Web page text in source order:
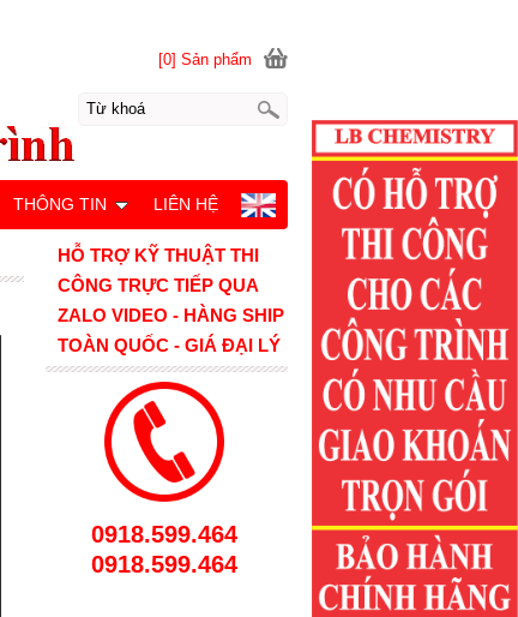
HỖ TRỢ KỸ THUẬT THI
CÔNG TRỰC TIẾP QUA
ZALO VIDEO - HÀNG SHIP
TOÀN QUỐC - GIÁ ĐẠI LÝ
0918.599.464
0918.599.464
[0] Sản phẩm
THÔNG TIN LIÊN HỆ